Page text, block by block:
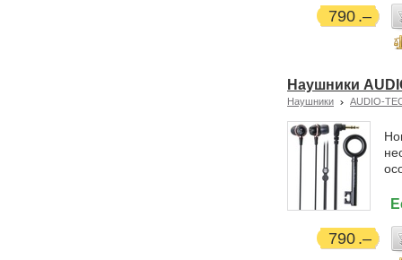
790
Наушники
Наушники AUDIO-
790